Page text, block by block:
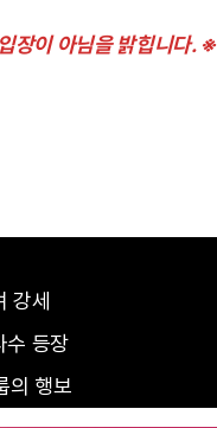
장이 아님을 밝힙니다. ※
강세
수 등장
의 행보